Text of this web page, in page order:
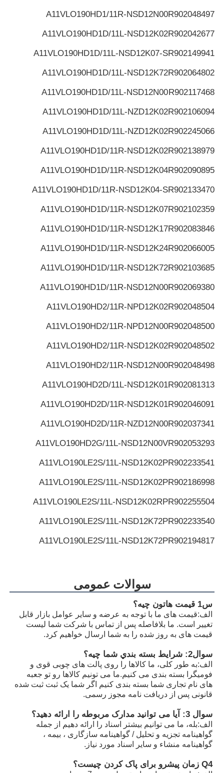
R902048497
A11VLO190HD1/11R-NSD12N00
R902042677
A11VLO190HD1D/11L-NSD12K02
R902149941
A11VLO190HD1D/11L-NSD12K07-S
R902064802
A11VLO190HD1D/11L-NSD12K72
R902117468
A11VLO190HD1D/11L-NSD12N00
R902106094
A11VLO190HD1D/11L-NZD12K02
R902245066
A11VLO190HD1D/11L-NZD12K02
R902138979
A11VLO190HD1D/11R-NSD12K02
R902090895
A11VLO190HD1D/11R-NSD12K04
R902133470
A11VLO190HD1D/11R-NSD12K04-S
R902102359
A11VLO190HD1D/11R-NSD12K07
R902083846
A11VLO190HD1D/11R-NSD12K17
R902066005
A11VLO190HD1D/11R-NSD12K24
R902103685
A11VLO190HD1D/11R-NSD12K72
R902069380
A11VLO190HD1D/11R-NSD12N00
R902048504
A11VLO190HD2/11R-NPD12K02
R902048500
A11VLO190HD2/11R-NPD12N00
R902048502
A11VLO190HD2/11R-NSD12K02
R902048498
A11VLO190HD2/11R-NSD12N00
R902081313
A11VLO190HD2D/11L-NSD12K01
R902046091
A11VLO190HD2D/11R-NSD12K01
R902037341
A11VLO190HD2D/11R-NZD12N00
R902053293
A11VLO190HD2G/11L-NSD12N00V
R902233541
A11VLO190LE2S/11L-NSD12K02P
R902186998
A11VLO190LE2S/11L-NSD12K02P
R902255504
A11VLO190LE2S/11L-NSD12K02RP
R902233540
A11VLO190LE2S/11L-NSD12K72P
R902194817
A11VLO190LE2S/11L-NSD12K72P
A11VLO190LE2S/11L-NTD12K02P
R902233884
A11VLO190LE2S/11L-NZD12K02H
R902106321
A11VLO190LE2S/11L-NZD12K02H
R902198594
A11VLO190LE2S/11L-NZD12K02H
R902220946
A11VLO190LE2S/11L-NZD12K02P
R902255713
A11VLO190LE2S/11L-NZD12K02P
R902225083
A11VLO190LE2S/11L-NZD12K02P
سوالات عمومی
س1 قیمت هاتون چيه؟
الف:قیمت های ما با توجه به عرضه و سایر عوامل بازار قابل
تغییر است. ما بلافاصله پس از تماس با شرکت شما لیست
قیمت های به روز شده را به شما ارسال خواهیم کرد.
سوال2: شرايط بسته بندي شما چيه؟
الف:به طور کلی، ما کالاها را روی پالت های چوبی قوی و
فومیگرا بسته بندی می کنیم.ما می تونیم کالاها رو تو جعبه
های نام تجاری شما بسته بندی کنیم اگر شما یک ثبت ثبت شده
قانونی پس از دریافت نامه مجوز رسمی.
سوال 3: آیا می توانید مدارک مربوطه را ارائه دهید؟
الف:بله، ما می توانیم بیشتر اسناد را ارائه دهیم از جمله
گواهینامه تجزیه و تحلیل / گواهینامه سازگاری ، بیمه ،
گواهینامه منشاء و سایر اسناد مورد نیاز.
Q4 زمان پیشرو برای پاک کردن چیست؟